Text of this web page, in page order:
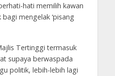
hati memilih kawan
mengelak ‘pisang
Tertinggi termasuk
supaya berwaspada
politik, lebih-lebih lagi